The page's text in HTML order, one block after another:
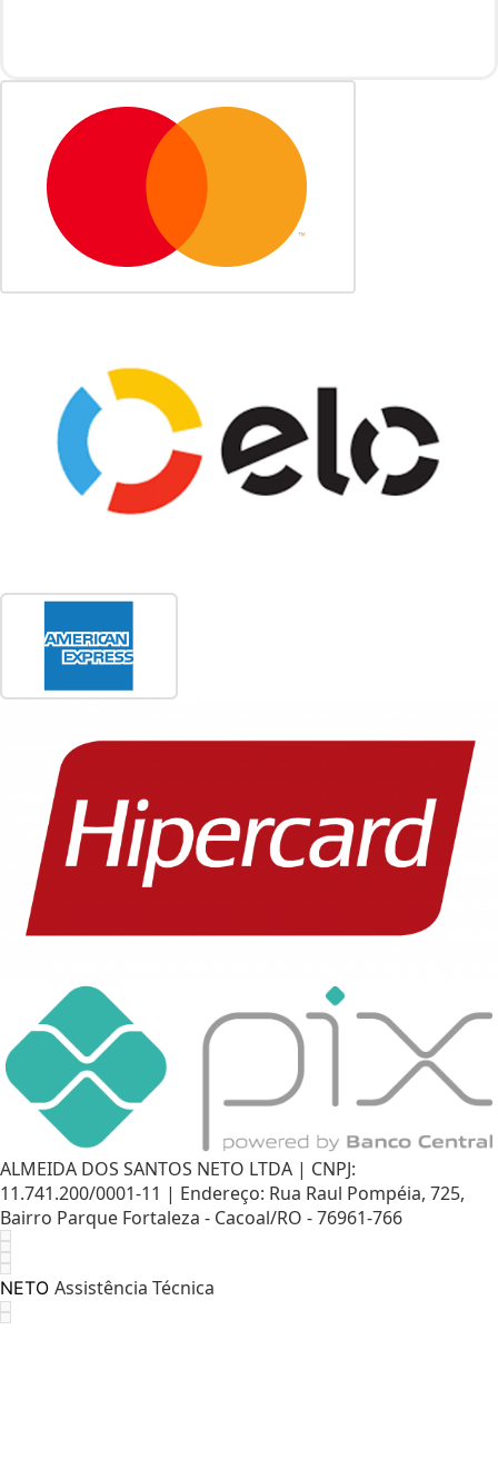
ALMEIDA DOS SANTOS NETO LTDA | CNPJ:
11.741.200/0001-11 | Endereço: Rua Raul Pompéia, 725,
Bairro Parque Fortaleza - Cacoal/RO - 76961-766
NETO Assistência Técnica